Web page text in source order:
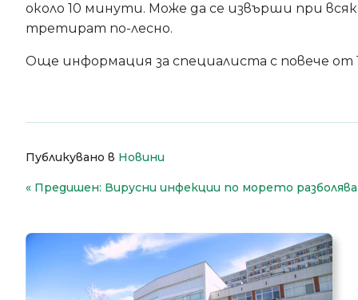
около 10 минути. Може да се извърши при
третират по-лесно.
Още информация за специалиста с повече
Публикувано в Новини
Навигация
Предишен: Вирусни инфекции по морето